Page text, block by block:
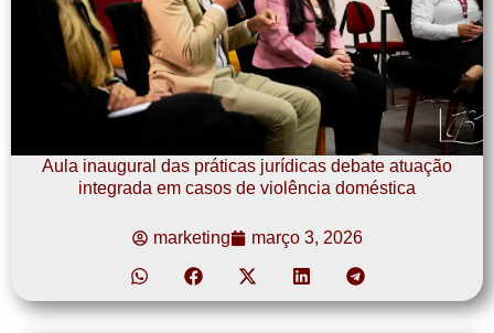
Aula inaugural das práticas jurídicas debate atuação
integrada em casos de violência doméstica
marketing março 3, 2026